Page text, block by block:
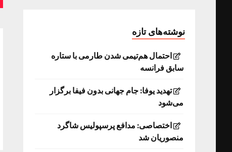
نوشته‌های تازه
احتمال هم‌تیمی شدن طارمی با ستاره
سابق فرانسه
تهدید یوفا: جام جهانی بدون فیفا برگزار
می‌شود
اختصاصی: مدافع پرسپولیس شاگرد
منصوریان شد